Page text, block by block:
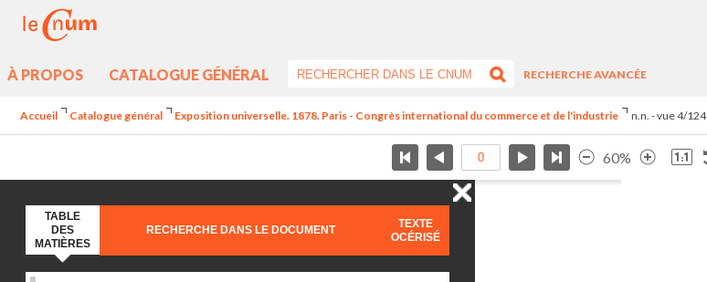
À PROPOS CATALOGUE GÉNÉRAL
RECHERCHE AVANCÉE
Accueil Catalogue général Exposition universelle. 1878. Paris - Congrès international du commerce et de l'industrie n.n. - vue 4/124
60%
TABLE
DES
MATIÈRES
RECHERCHE DANS LE DOCUMENT
TEXTE
OCÉRISÉ